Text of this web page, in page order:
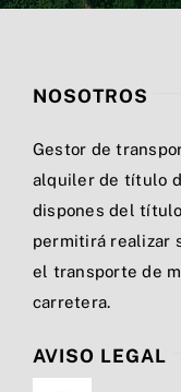
NOSOTROS
Gestor de
alquiler de título
dispones del
permitirá realizar
el transporte de
carretera.
AVISO LEGAL